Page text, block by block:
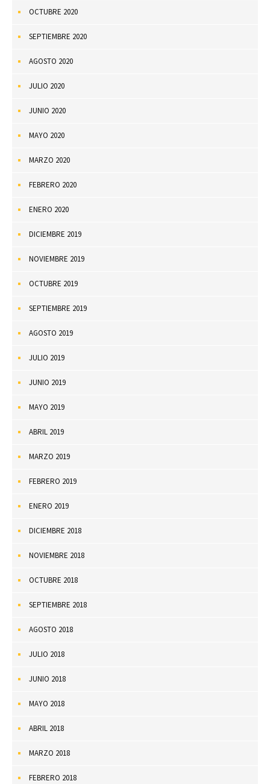
OCTUBRE 2020
SEPTIEMBRE 2020
AGOSTO 2020
JULIO 2020
JUNIO 2020
MAYO 2020
MARZO 2020
FEBRERO 2020
ENERO 2020
DICIEMBRE 2019
NOVIEMBRE 2019
OCTUBRE 2019
SEPTIEMBRE 2019
AGOSTO 2019
JULIO 2019
JUNIO 2019
MAYO 2019
ABRIL 2019
MARZO 2019
FEBRERO 2019
ENERO 2019
DICIEMBRE 2018
NOVIEMBRE 2018
OCTUBRE 2018
SEPTIEMBRE 2018
AGOSTO 2018
JULIO 2018
JUNIO 2018
MAYO 2018
ABRIL 2018
MARZO 2018
FEBRERO 2018